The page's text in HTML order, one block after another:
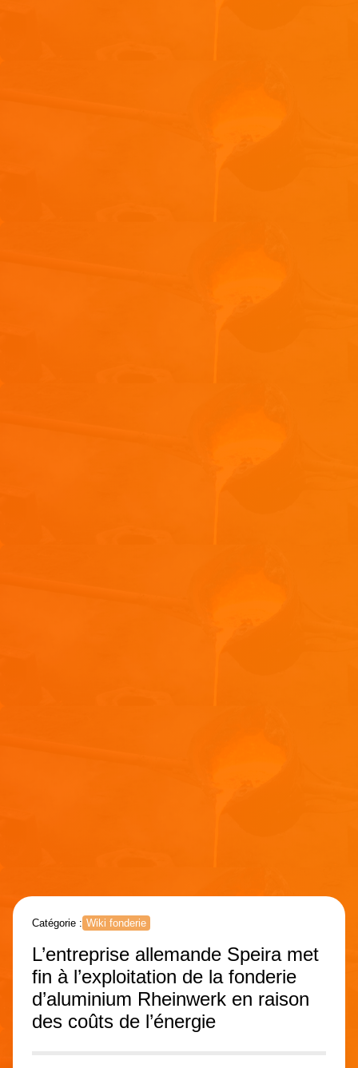
Catégorie : Wiki fonderie
L’entreprise allemande Speira met
fin à l’exploitation de la fonderie
d’aluminium Rheinwerk en raison
des coûts de l’énergie